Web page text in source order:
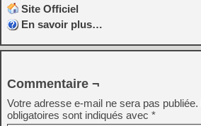
Site Officiel
En savoir plus…
Commentaire ¬
Votre adresse e-mail ne sera pas publiée.
obligatoires sont indiqués avec *